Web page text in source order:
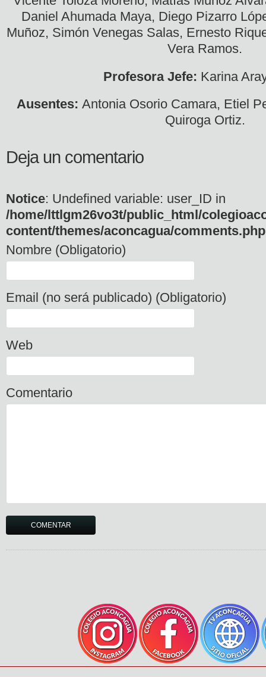
Daniel Ahumada Maya, Diego Pizarro
Muñoz, Simón Venegas Salas, Ernesto
Vera Ramos.
Profesora Jefe: Karina
Ausentes: Antonia Osorio Camara, Etiel
Quiroga Ortiz.
Deja un comentario
Notice: Undefined variable: user_ID in
/home/lttlgm26vo3t/public_html/
content/themes/aconcagua/comments.php
Nombre (Obligatorio)
Email (no será publicado) (Obligatorio)
Web
Comentario